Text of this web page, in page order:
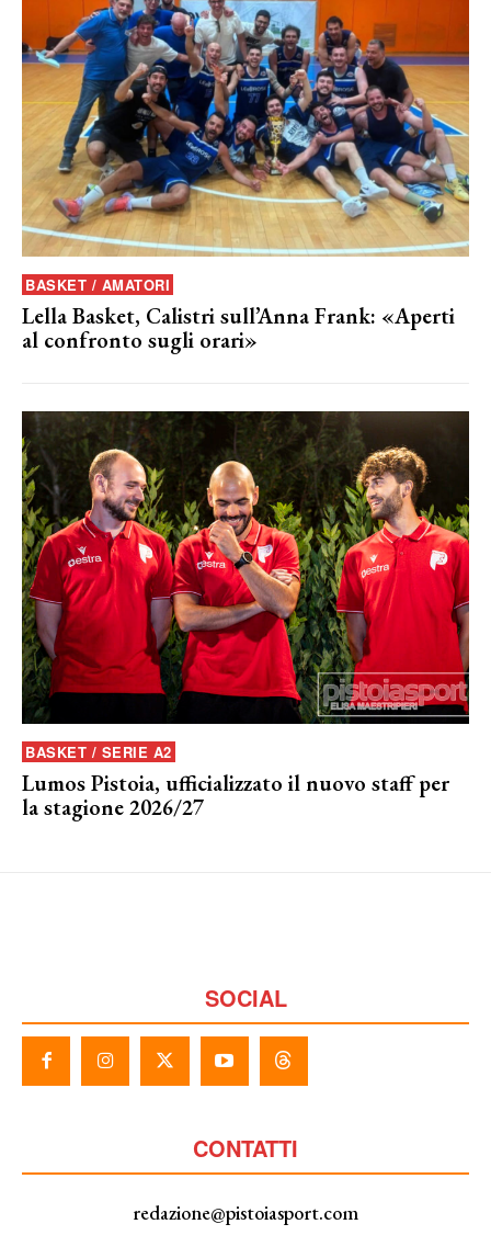
BASKET / AMATORI
Lella Basket, Calistri sull’Anna Frank: «Aperti
al confronto sugli orari»
BASKET / SERIE A2
Lumos Pistoia, ufficializzato il nuovo staff per
la stagione 2026/27
SOCIAL
CONTATTI
redazione@pistoiasport.com